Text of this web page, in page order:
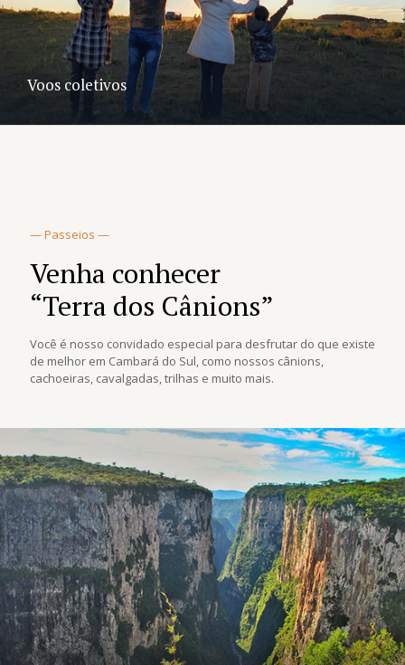
Voos coletivos
— Passeios —
Venha conhecer
“Terra dos Cânions”
Você é nosso convidado especial para desfrutar do que existe
de melhor em Cambará do Sul, como nossos cânions,
cachoeiras, cavalgadas, trilhas e muito mais.